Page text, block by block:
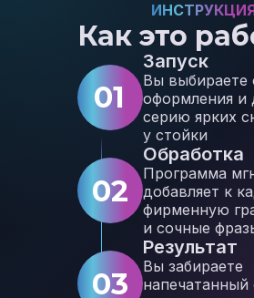
Как это
01
Запуск
Вы выбираете
оформления и
серию ярких
у стойки
02
Обработка
Программа
добавляет к
фирменную
и сочные
03
Результат
Вы забираете
напечатанный